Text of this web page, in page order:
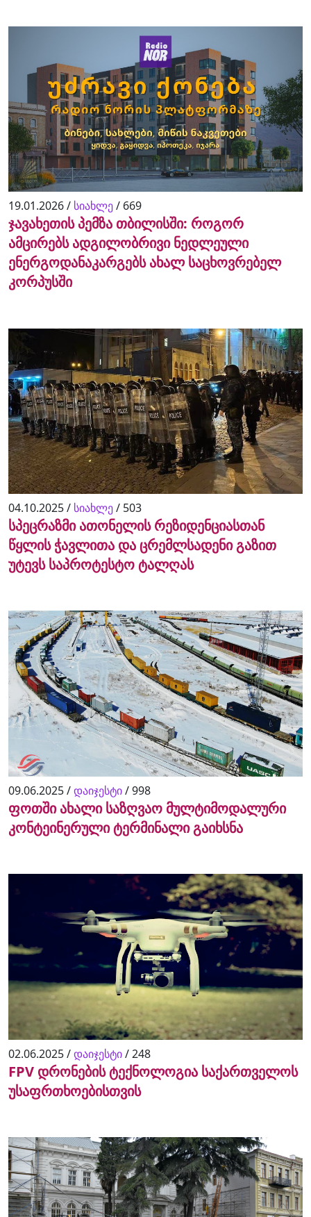
19.01.2026 / სიახლე/ 669
ჯავახეთის პემზა თბილისში: როგორ
ამცირებს ადგილობრივი ნედლეული
ენერგოდანაკარგებს ახალ საცხოვრებელ
კორპუსში
04.10.2025 / სიახლე/ 503
სპეცრაზმი ათონელის რეზიდენციასთან
წყლის ჭავლითა და ცრემლსადენი გაზით
უტევს საპროტესტო ტალღას
09.06.2025 /დაიჯესტი/998
ფოთში ახალი საზღვაო მულტიმოდალური
კონტეინერული ტერმინალი გაიხსნა
02.06.2025 /დაიჯესტი/248
FPV დრონების ტექნოლოგია საქართველოს
უსაფრთხოებისთვის